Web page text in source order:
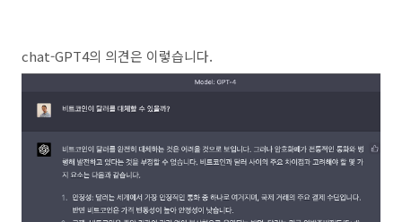
chat-GPT4의 의견은 이렇습니다.